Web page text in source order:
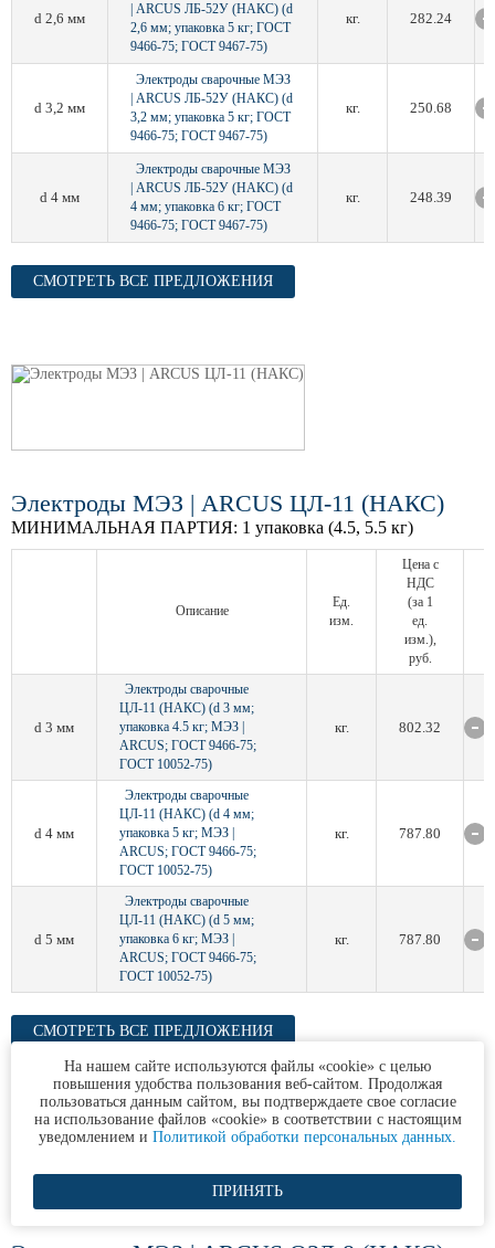
d 2,6 мм
| ARCUS ЛБ-52У (НАКС) (d
2,6 мм; упаковка 5 кг; ГОСТ
9466-75; ГОСТ 9467-75)
кг. 282.24
d 3,2 мм
Электроды сварочные МЭЗ
| ARCUS ЛБ-52У (НАКС) (d
3,2 мм; упаковка 5 кг; ГОСТ
9466-75; ГОСТ 9467-75)
кг. 250.68
d 4 мм
Электроды сварочные МЭЗ
| ARCUS ЛБ-52У (НАКС) (d
4 мм; упаковка 6 кг; ГОСТ
9466-75; ГОСТ 9467-75)
кг. 248.39
СМОТРЕТЬ ВСЕ ПРЕДЛОЖЕНИЯ
Электроды МЭЗ | ARCUS ЦЛ-11 (НАКС)
МИНИМАЛЬНАЯ ПАРТИЯ: 1 упаковка (4.5, 5.5 кг)
Описание
Ед.
изм.
Цена с
НДС
(за 1
ед.
изм.),
руб.
d 3 мм
Электроды сварочные
ЦЛ-11 (НАКС) (d 3 мм;
упаковка 4.5 кг; МЭЗ |
ARCUS; ГОСТ 9466-75;
ГОСТ 10052-75)
кг. 802.32
d 4 мм
Электроды сварочные
ЦЛ-11 (НАКС) (d 4 мм;
упаковка 5 кг; МЭЗ |
ARCUS; ГОСТ 9466-75;
ГОСТ 10052-75)
кг. 787.80
d 5 мм
Электроды сварочные
ЦЛ-11 (НАКС) (d 5 мм;
упаковка 6 кг; МЭЗ |
ARCUS; ГОСТ 9466-75;
ГОСТ 10052-75)
кг. 787.80
СМОТРЕТЬ ВСЕ ПРЕДЛОЖЕНИЯ
На нашем сайте используются файлы «cookie» с целью
повышения удобства пользования веб-сайтом. Продолжая
пользоваться данным сайтом, вы подтверждаете свое согласие
на использование файлов «cookie» в соответствии с настоящим
уведомлением и Политикой обработки персональных данных.
ПРИНЯТЬ